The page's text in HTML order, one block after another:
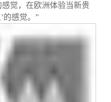
觉，在欧洲体验当新贵
的感觉。”